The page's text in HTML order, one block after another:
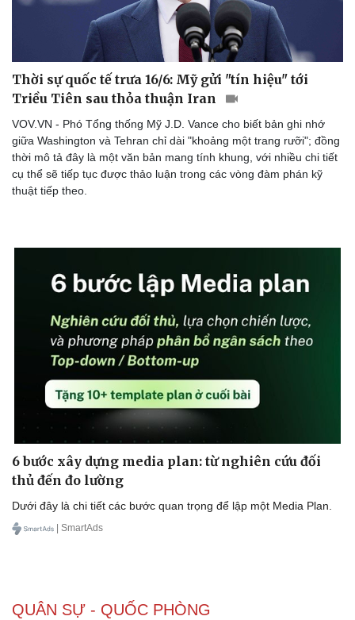
Doanh nghiệp
Thông tin doanh nghiệp
Doanh nhân
Vì cộng đồng
Công nghệ
Sành điệu
Trải nghiệm
Chuyển đổi số
Thời sự quốc tế trưa 16/6: Mỹ gửi "tín hiệu" tới
Triều Tiên sau thỏa thuận Iran
VOV.VN - Phó Tổng thống Mỹ J.D. Vance cho biết bản ghi nhớ
giữa Washington và Tehran chỉ dài "khoảng một trang rưỡi"; đồng
thời mô tả đây là một văn bản mang tính khung, với nhiều chi tiết
cụ thể sẽ tiếp tục được thảo luận trong các vòng đàm phán kỹ
thuật tiếp theo.
6 bước xây dựng media plan: từ nghiên cứu đối
thủ đến đo lường
Dưới đây là chi tiết các bước quan trọng để lập một Media Plan.
| SmartAds
QUÂN SỰ - QUỐC PHÒNG